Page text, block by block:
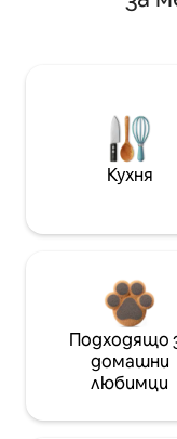
Кухня
Подходящо
домашни
любимци